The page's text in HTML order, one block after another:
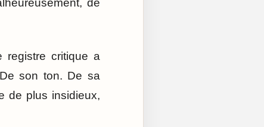
de
registre critique a
son ton. De sa
de plus insidieux,